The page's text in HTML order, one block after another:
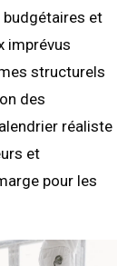
et
imprévus
structurels
des
réaliste
et
pour les